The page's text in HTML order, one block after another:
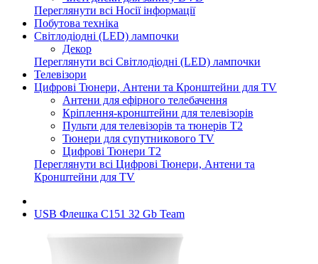
Переглянути всі Носії інформації
Побутова техніка
Світлодіодні (LED) лампочки
Декор
Переглянути всі Світлодіодні (LED) лампочки
Телевізори
Цифрові Тюнери, Антени та Кронштейни для TV
Антени для ефірного телебачення
Кріплення-кронштейни для телевізорів
Пульти для телевізорів та тюнерів T2
Тюнери для супутникового TV
Цифрові Тюнери T2
Переглянути всі Цифрові Тюнери, Антени та
Кронштейни для TV
USB Флешка C151 32 Gb Team